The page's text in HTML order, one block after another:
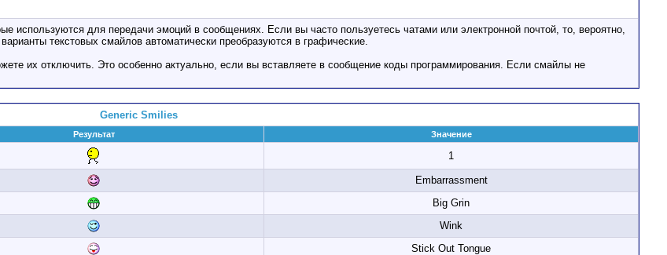
используются для передачи эмоций в сообщениях. Если вы часто пользуетесь чатами или электронной почтой, то, вероятно,
текстовых смайлов автоматически преобразуются в графические.
их отключить. Это особенно актуально, если вы вставляете в сообщение коды программирования. Если смайлы не
Generic Smilies
Результат Значение
1
Embarrassment
Big Grin
Wink
Stick Out Tongue